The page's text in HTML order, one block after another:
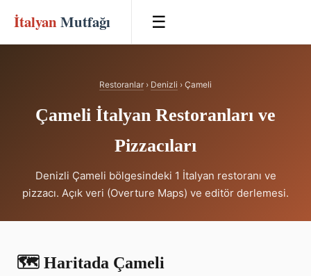
İtalyan Mutfağı ☰
Restoranlar › Denizli › Çameli
Çameli İtalyan Restoranları ve
Pizzacıları
Denizli Çameli bölgesindeki 1 İtalyan restoranı ve
pizzacı. Açık veri (Overture Maps) ve editör derlemesi.
🗺️ Haritada Çameli